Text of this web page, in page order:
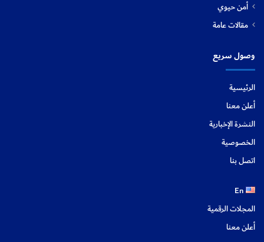
أمن حيوي
مقالات عامة
وصول سريع
الرئيسية
أعلن معنا
النشرة الإخبارية
الخصوصية
اتصل بنا
En
المجلات الرقمية
أعلن معنا